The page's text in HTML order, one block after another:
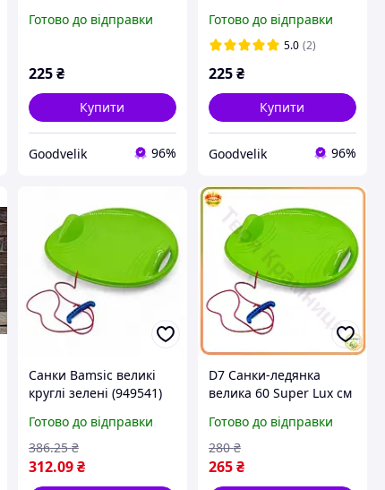
санки "Steep", рожеві
Готово до відправки
225 ₴
Купити
Goodvelik 96%
санки "Steep", салатові
Готово до відправки
5.0 (2)
225₴
Купити
Goodvelik 96%
Санки Bamsic великі
круглі зелені (949541)
Готово до відправки
312.09 ₴
386.25 ₴
D7 Санки-ледянка
велика 60 Super Lux см
активних зимових
прогулянок кругла
пластиков MOD58L
Готово до відправки
265₴
280 ₴